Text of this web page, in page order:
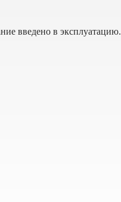
введено в эксплуатацию.